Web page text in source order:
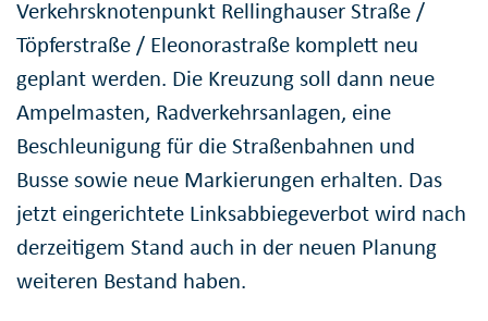
Verkehrsknotenpunkt Rellinghauser Straße /
Töpferstraße / Eleonorastraße komplett neu
geplant werden. Die Kreuzung soll dann neue
Ampelmasten, Radverkehrsanlagen, eine
Beschleunigung für die Straßenbahnen und
Busse sowie neue Markierungen erhalten. Das
jetzt eingerichtete Linksabbiegeverbot wird nach
derzeitigem Stand auch in der neuen Planung
weiteren Bestand haben.